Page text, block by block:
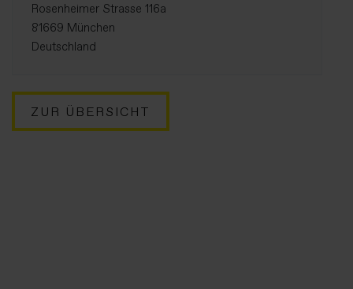
Rosenheimer Strasse 116a
81669 München
Deutschland
ZUR ÜBERSICHT